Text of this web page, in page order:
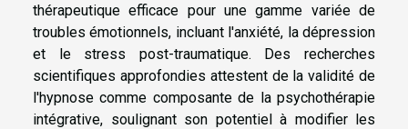
thérapeutique efficace pour une gamme variée de
troubles émotionnels, incluant l'anxiété, la dépression
et le stress post-traumatique. Des recherches
scientifiques approfondies attestent de la validité de
l'hypnose comme composante de la psychothérapie
intégrative, soulignant son potentiel à modifier les